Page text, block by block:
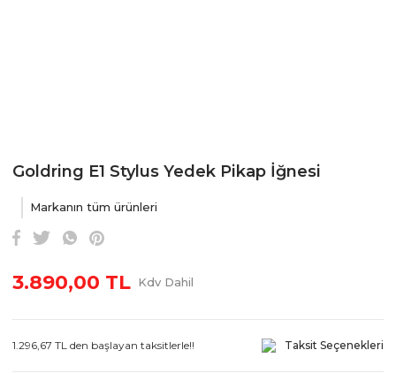
Goldring E1 Stylus Yedek Pikap İğnesi
Markanın tüm ürünleri
3.890,00 TL Kdv Dahil
1.296,67 TL den başlayan taksitlerle!! Taksit Seçenekleri